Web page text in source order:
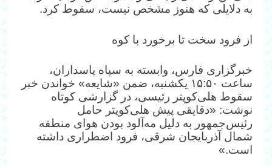
به دلایلی که هنوز مشخص نیست، سقوط کرد.
از فرود سخت تا برخورد با کوه
خبرگزاری فارس، وابسته به سپاه پاسداران،
ساعت ۱۵:۵۰ یکشنبه، ضمن «شایعه» خواندن خبر
سقوط هلی‌کوپتر رئیسی، در گزارشی کوتاه
نوشت: «دقایقی پیش هلی‌کوپتر حامل
رئیس‌جمهور به دلیل مه‌آلود بودن هوای منطقه
شمال آذربایجان شرقی، فرود اضطراری داشته
است.»